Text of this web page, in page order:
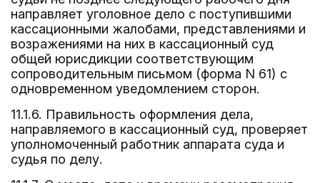
направляет уголовное дело с поступившими
кассационными жалобами, представлениями и
возражениями на них в кассационный суд
общей юрисдикции соответствующим
сопроводительным письмом (форма N 61) с
одновременном уведомлением сторон.
11.1.6. Правильность оформления дела,
направляемого в кассационный суд, проверяет
уполномоченный работник аппарата суда и
судья по делу.